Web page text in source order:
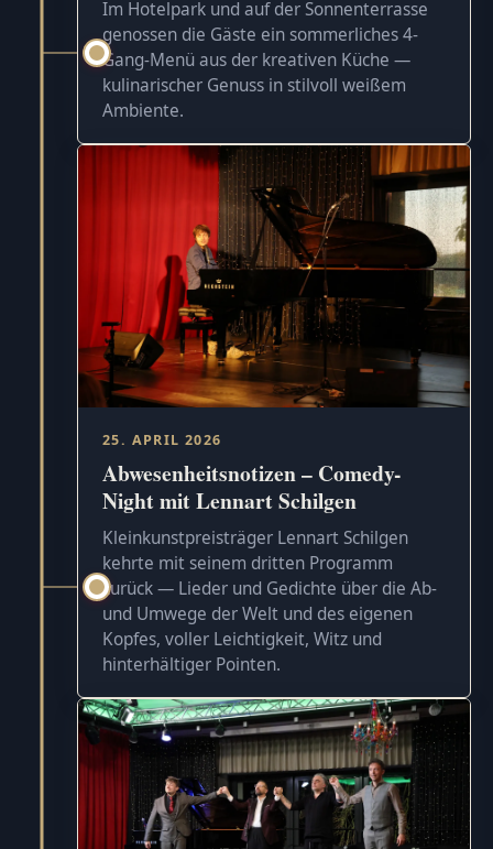
Im Hotelpark und auf der Sonnenterrasse
genossen die Gäste ein sommerliches 4-
Gang-Menü aus der kreativen Küche —
kulinarischer Genuss in stilvoll weißem
Ambiente.
25. APRIL 2026
Abwesenheitsnotizen – Comedy-
Night mit Lennart Schilgen
Kleinkunstpreisträger Lennart Schilgen
kehrte mit seinem dritten Programm
zurück — Lieder und Gedichte über die Ab-
und Umwege der Welt und des eigenen
Kopfes, voller Leichtigkeit, Witz und
hinterhältiger Pointen.